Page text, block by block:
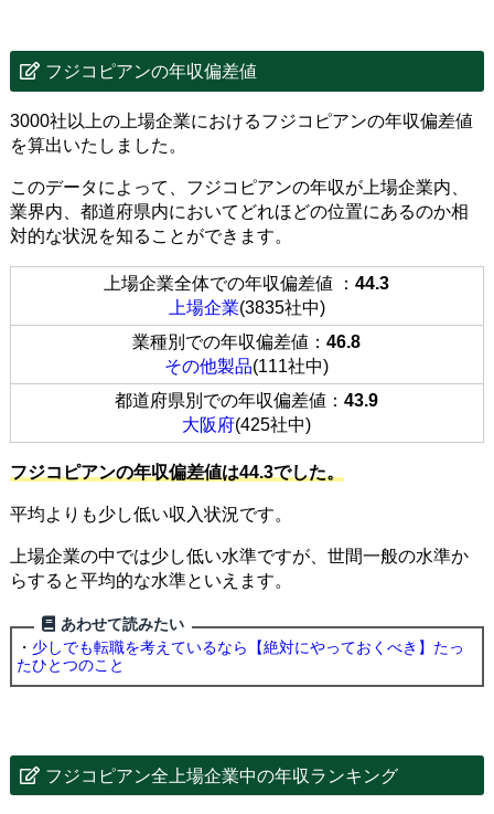
フジコピアンの年収偏差値
3000社以上の上場企業におけるフジコピアンの年収偏差値
を算出いたしました。
このデータによって、フジコピアンの年収が上場企業内、
業界内、都道府県内においてどれほどの位置にあるのか相
対的な状況を知ることができます。
上場企業全体での年収偏差値 ：44.3
上場企業(3835社中)
業種別での年収偏差値：46.8
その他製品(111社中)
都道府県別での年収偏差値：43.9
大阪府(425社中)
フジコピアンの年収偏差値は44.3でした。
平均よりも少し低い収入状況です。
上場企業の中では少し低い水準ですが、世間一般の水準か
らすると平均的な水準といえます。
あわせて読みたい
・ 少しでも転職を考えているなら【絶対にやっておくべき】たっ
たひとつのこと
フジコピアン全上場企業中の年収ランキング